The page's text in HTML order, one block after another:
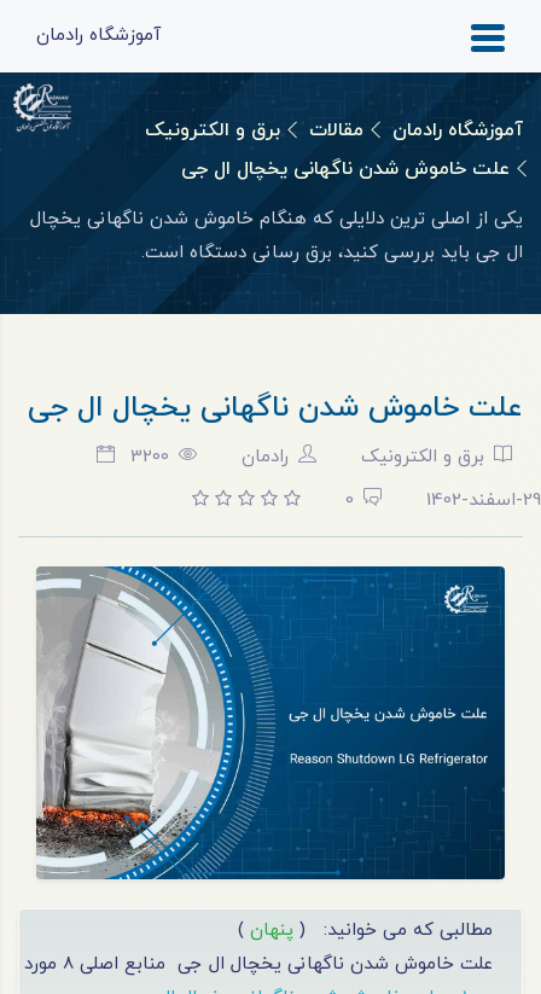
آموزشگاه رادمان
آموزشگاه رادمان مقالات
برق و الکترونیک
علت خاموش شدن ناگهانی یخچال ال جی
یکی از اصلی‌ ترین دلایلی که هنگام خاموش شدن ناگهانی یخچال
ال جی باید بررسی کنید، برق‌ رسانی دستگاه است.
علت خاموش شدن ناگهانی یخچال ال جی
برق و الکترونیک رادمان
3200
29-اسفند-1402
0
مطالبی که می خوانید: ( پنهان )
علت خاموش شدن ناگهانی یخچال ال جی منابع اصلی 8 مورد